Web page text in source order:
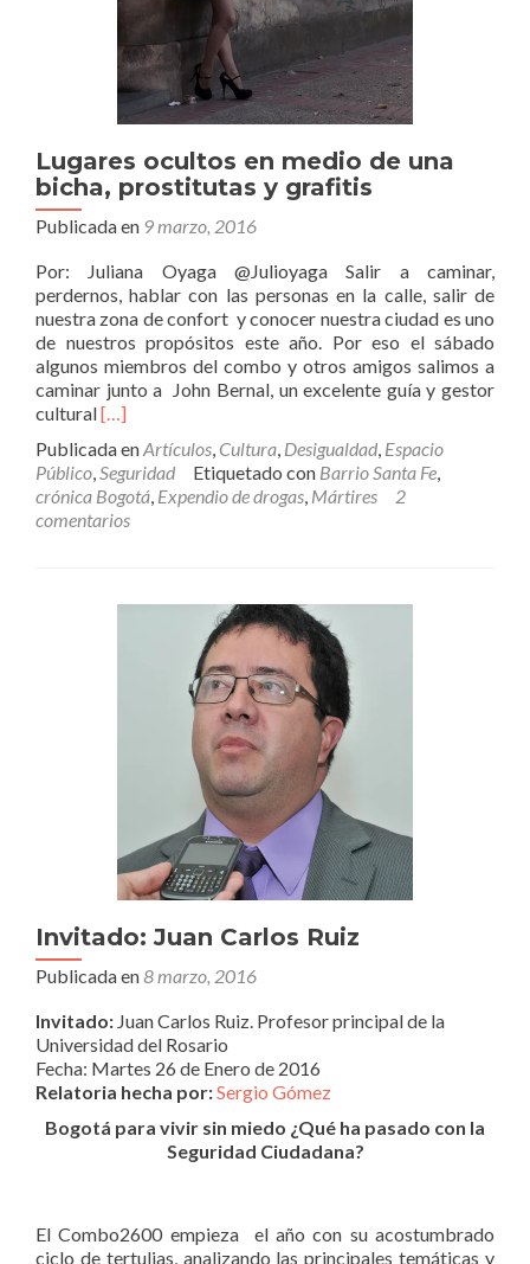
Lugares ocultos en medio de una
bicha, prostitutas y grafitis
Publicada en 9 marzo, 2016
Por: Juliana Oyaga @Julioyaga Salir a caminar,
perdernos, hablar con las personas en la calle, salir de
nuestra zona de confort y conocer nuestra ciudad es uno
de nuestros propósitos este año. Por eso el sábado
algunos miembros del combo y otros amigos salimos a
caminar junto a John Bernal, un excelente guía y gestor
culturalLeer
ocultos
en
medio
de
prostitutas
[…]
Publicada enArtículos, Cultura, Desigualdad, Espacio
Público,Seguridad Etiquetado con Barrio Santa Fe,
crónica Bogotá, Expendio de drogas, Mártires
2
comentarios
Invitado: Juan Carlos Ruiz
Publicada en8 marzo, 2016
Invitado: Juan Carlos Ruiz. Profesor principal de la
Universidad del Rosario
Fecha: Martes 26 de Enero de 2016
Relatoria hecha por:Sergio Gómez
Bogotá para vivir sin miedo ¿Qué ha pasado con la
Seguridad Ciudadana?
El Combo2600 empieza el año con su acostumbrado
ciclo de tertulias, analizando las principales temáticas y